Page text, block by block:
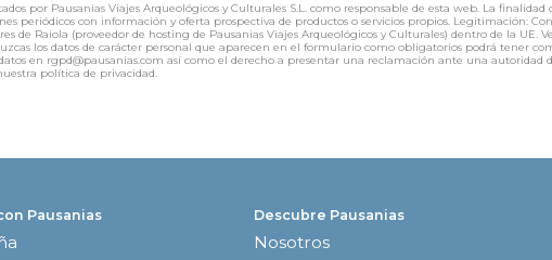
por Pausanias Viajes Arqueológicos y Culturales S.L. como responsable de esta web. La
periódicos con información y oferta prospectiva de productos o servicios propios. Legitimación:
de Raiola (proveedor de hosting de Pausanias Viajes Arqueológicos y Culturales) dentro de la UE.
los datos de carácter personal que aparecen en el formulario como obligatorios podrá tener
en rgpd@pausanias.com así como el derecho a presentar una reclamación ante una autoridad
política de privacidad.
Pausanias Descubre Pausanias
Nosotros